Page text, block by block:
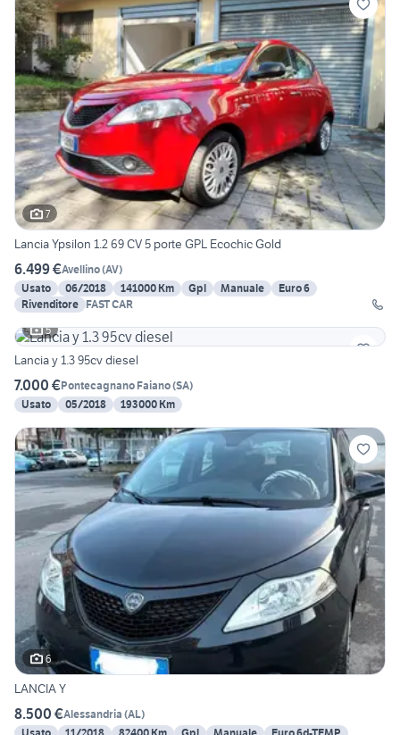
7
Lancia Ypsilon 1.2 69 CV 5 porte GPL Ecochic Gold
6.499 €Avellino(AV)
Usato
06/2018 141000 Km Gpl Manuale
Euro 6
Rivenditore FAST CAR
5
Lancia y 1.3 95cv diesel
7.000 €Pontecagnano Faiano(SA)
Usato
05/2018 193000 Km
6
LANCIA Y
8.500 €Alessandria (AL)